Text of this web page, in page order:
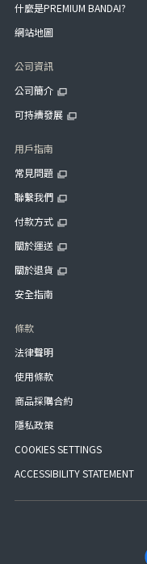
什麼是PREMIUM BANDAI?
網站地圖
公司資訊
公司簡介
可持續發展
用戶指南
常見問題
聯繫我們
付款方式
關於運送
關於退貨
安全指南
條款
法律聲明
使用條款
商品採購合約
隱私政策
COOKIES SETTINGS
ACCESSIBILITY STATEMENT